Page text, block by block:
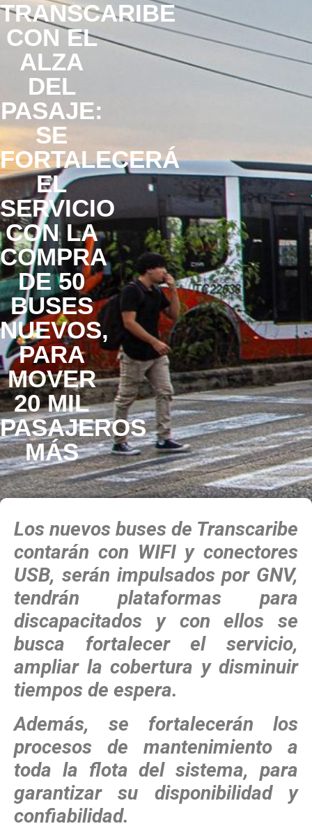
TRANSCARIBE
CON EL
ALZA
DEL
PASAJE:
SE
FORTALECERÁ
EL
SERVICIO
CON LA
COMPRA
DE 50
BUSES
NUEVOS,
PARA
MOVER
20 MIL
PASAJEROS
MÁS
Los nuevos buses de Transcaribe
contarán con WIFI y conectores
USB, serán impulsados por GNV,
tendrán plataformas para
discapacitados y con ellos se
busca fortalecer el servicio,
ampliar la cobertura y disminuir
tiempos de espera.
Además, se fortalecerán los
procesos de mantenimiento a
toda la flota del sistema, para
garantizar su disponibilidad y
confiabilidad.